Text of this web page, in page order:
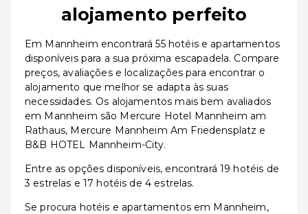
alojamento perfeito
Em Mannheim encontrará 55 hotéis e apartamentos
disponíveis para a sua próxima escapadela. Compare
preços, avaliações e localizações para encontrar o
alojamento que melhor se adapta às suas
necessidades. Os alojamentos mais bem avaliados
em Mannheim são Mercure Hotel Mannheim am
Rathaus, Mercure Mannheim Am Friedensplatz e
B&B HOTEL Mannheim-City.
Entre as opções disponíveis, encontrará 19 hotéis de
3 estrelas e 17 hotéis de 4 estrelas.
Se procura hotéis e apartamentos em Mannheim,